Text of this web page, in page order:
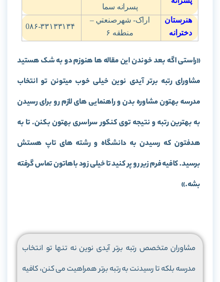
پسرانه سما
هنرستان
دخترانه
اراک- شهرصنعتي –
منطقه ۶
0۸۶-۳۳۱۳۳۱۳۴
«راستی اگه بعد خوندن این مقاله ها هنوزم دو به شک هستید
مشاورای رتبه برتر آیدی نوین خیلی خوب میتونن تو انتخاب
مدرسه بهتون مشاوره بدن و راهنمایی های لازم رو برای رسیدن
به بهترین رتبه و نتیجه توی کنکور سراسری بهتون بکنن. تا به
هدفتون که رسیدن به دانشگاه و رشته های تاپ هستش
برسید. کافیه فرم زیر رو پر کنید تا خیلی زود باهاتون تماس گرفته
بشه.»
مشاوران متخصص رتبه برتر آیدی نوین نه تنها تو انتخاب
مدرسه بلکه تا رسیدنت به رتبه برتر همراهیت می کنن، کافیه